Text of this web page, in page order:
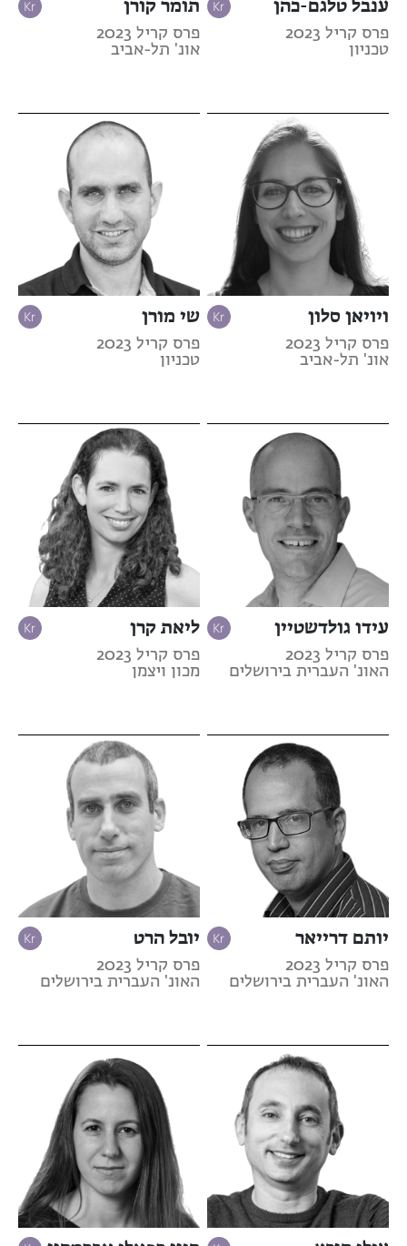
ענבל טלגם-כהן
פרס קריל 2023
טכניון
תומר קורן
פרס קריל 2023
אונ' תל-אביב
ויויאן סלון
פרס קריל 2023
אונ' תל-אביב
שי מורן
פרס קריל 2023
טכניון
עידו גולדשטיין
פרס קריל 2023
האונ' העברית בירושלים
ליאת קרן
פרס קריל 2023
מכון ויצמן
יותם דרייאר
פרס קריל 2023
האונ' העברית בירושלים
יובל הרט
פרס קריל 2023
האונ' העברית בירושלים